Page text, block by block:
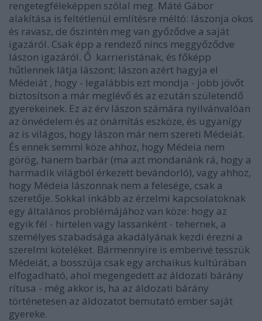
rengetegféleképpen szólal meg. Máté Gábor
alakítása is feltétlenül említésre méltó: Iászonja okos
és ravasz, de őszintén meg van győződve a saját
igazáról. Csak épp a rendező nincs meggyőződve
Iászon igazáról. Ő karrieristának, és főképp
hűtlennek látja Iászont; Iászon azért hagyja el
Médeiát , hogy - legalábbis ezt mondja - jobb jövőt
biztosítson a már meglévő és az ezután születendő
gyerekeinek. Ez az érv Iászon számára nyilvánvalóan
az önvédelem és az önámítás eszköze, és ugyanígy
az is világos, hogy Iászon már nem szereti Médeiát.
És ennek semmi köze ahhoz, hogy Médeia nem
görög, hanem barbár (ma azt mondanánk rá, hogy a
harmadik világból érkezett bevándorló), vagy ahhoz,
hogy Médeia Iászonnak nem a felesége, csak a
szeretője. Sokkal inkább az érzelmi kapcsolatoknak
egy általános problémájához van köze: hogy az
egyik fél - hirtelen vagy lassanként - tehernek, a
személyes szabadsága akadályának kezdi érezni a
szerelmi köteléket. Bármennyire is emberivé tesszük
Médeiát, a bosszúja csak egy archaikus kultúrában
elfogadható, ahol megengedett az áldozati bárány
rítusa - még akkor is, ha az áldozati bárány
történetesen az áldozatot bemutató ember saját
gyereke.